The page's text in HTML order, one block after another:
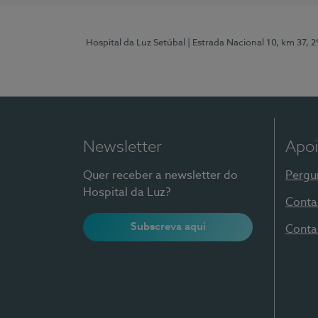
Hospital da Luz Setúbal | Estrada Nacional 10, km 37,
Newsletter
Quer receber a newsletter do
Hospital da Luz?
Subscreva aqui